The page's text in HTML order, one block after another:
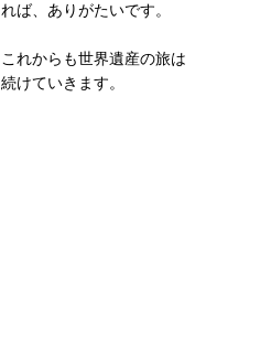
れば、ありがたいです。
これからも世界遺産の旅は
続けていきます。